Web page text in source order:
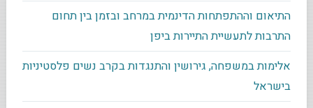
התיאום וההתפתחות הדינמית במרחב ובזמן בין תחום
התרבות לתעשיית התיירות ביפן
אלימות במשפחה, גירושין והתנגדות בקרב נשים פלסטיניות
בישראל